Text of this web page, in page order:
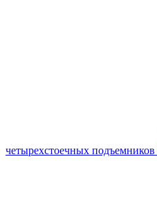
четырехстоечных подъемников